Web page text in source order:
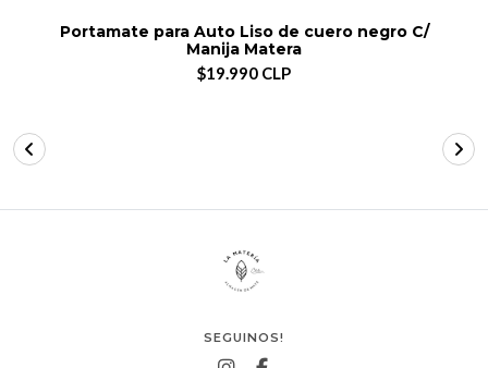
Portamate para Auto Liso de cuero negro C/
Manija Matera
$19.990 CLP
SEGUINOS!